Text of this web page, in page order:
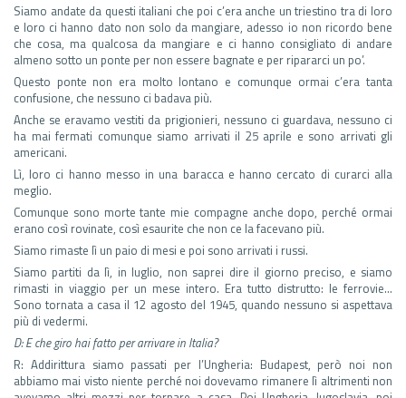
Siamo andate da questi italiani che poi c’era anche un triestino tra di loro
e loro ci hanno dato non solo da mangiare, adesso io non ricordo bene
che cosa, ma qualcosa da mangiare e ci hanno consigliato di andare
almeno sotto un ponte per non essere bagnate e per ripararci un po’.
Questo ponte non era molto lontano e comunque ormai c’era tanta
confusione, che nessuno ci badava più.
Anche se eravamo vestiti da prigionieri, nessuno ci guardava, nessuno ci
ha mai fermati comunque siamo arrivati il 25 aprile e sono arrivati gli
americani.
Lì, loro ci hanno messo in una baracca e hanno cercato di curarci alla
meglio.
Comunque sono morte tante mie compagne anche dopo, perché ormai
erano così rovinate, così esaurite che non ce la facevano più.
Siamo rimaste lì un paio di mesi e poi sono arrivati i russi.
Siamo partiti da lì, in luglio, non saprei dire il giorno preciso, e siamo
rimasti in viaggio per un mese intero. Era tutto distrutto: le ferrovie…
Sono tornata a casa il 12 agosto del 1945, quando nessuno si aspettava
più di vedermi.
D: E che giro hai fatto per arrivare in Italia?
R: Addirittura siamo passati per l’Ungheria: Budapest, però noi non
abbiamo mai visto niente perché noi dovevamo rimanere lì altrimenti non